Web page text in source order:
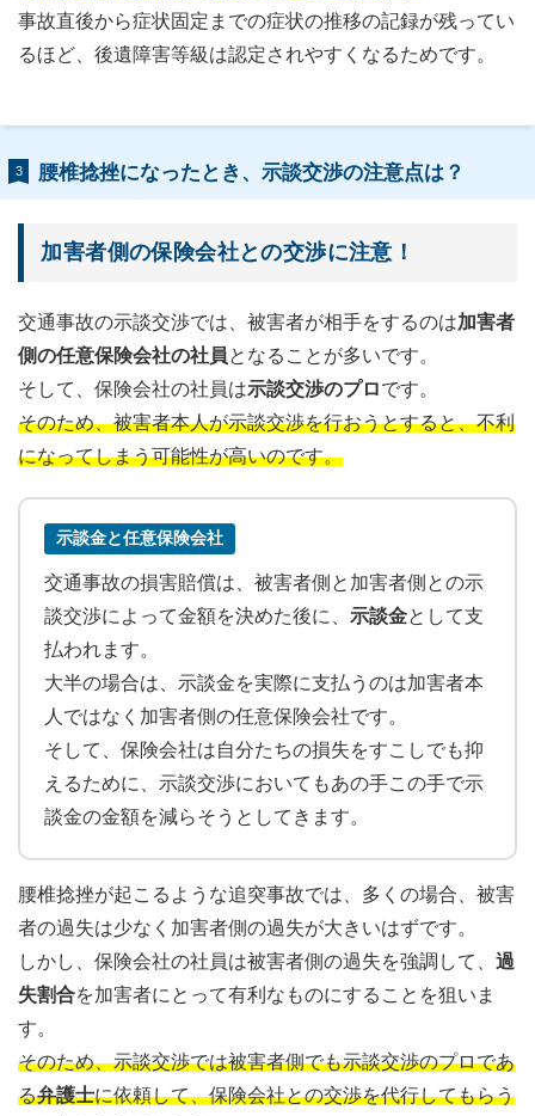
事故直後から症状固定までの症状の推移の記録が残ってい
るほど、後遺障害等級は認定されやすくなるためです。
3 腰椎捻挫になったとき、示談交渉の注意点は？
加害者側の保険会社との交渉に注意！
交通事故の示談交渉では、被害者が相手をするのは加害者
側の任意保険会社の社員となることが多いです。
そして、保険会社の社員は示談交渉のプロです。
そのため、被害者本人が示談交渉を行おうとすると、不利
になってしまう可能性が高いのです。
示談金と任意保険会社
交通事故の損害賠償は、被害者側と加害者側との示
談交渉によって金額を決めた後に、 示談金として支
払われます。
大半の場合は、示談金を実際に支払うのは加害者本
人ではなく加害者側の任意保険会社です。
そして、保険会社は自分たちの損失をすこしでも抑
えるために、示談交渉においてもあの手この手で示
談金の金額を減らそうとしてきます。
腰椎捻挫が起こるような追突事故では、多くの場合、被害
者の過失は少なく加害者側の過失が大きいはずです。
しかし、保険会社の社員は被害者側の過失を強調して、 過
失割合を加害者にとって有利なものにすることを狙いま
す。
そのため、示談交渉では被害者側でも示談交渉のプロであ
る弁護士に依頼して、保険会社との交渉を代行してもらう